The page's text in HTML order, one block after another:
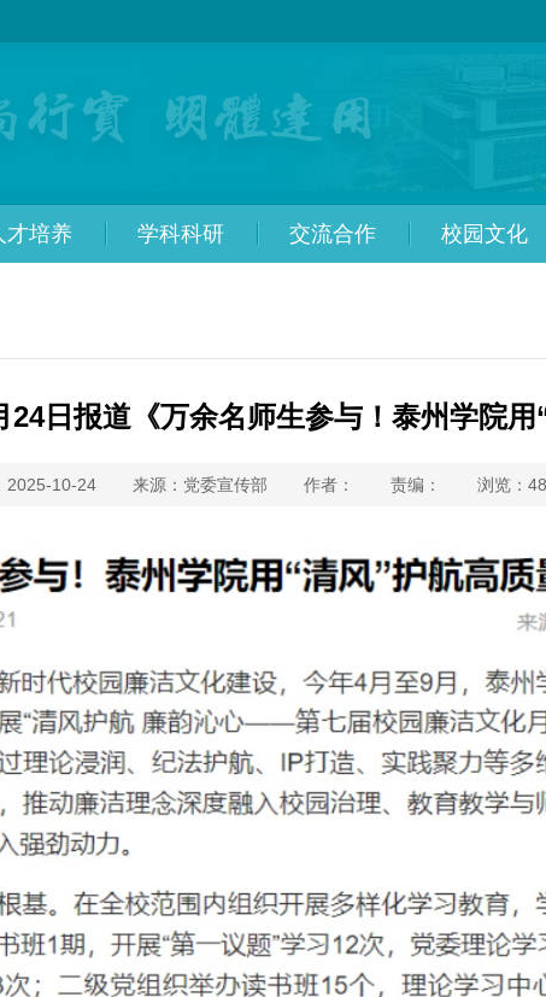
才培养 学科科研 交流合作 校园文化
24日报道《万余名师生参与！泰州学院用
2025-10-24 来源：党委宣传部 作者： 责编： 浏览：